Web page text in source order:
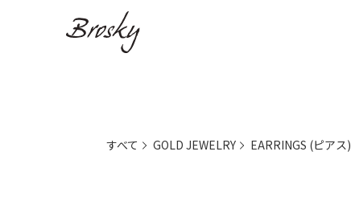
すべて GOLD JEWELRY EARRINGS (ピアス)